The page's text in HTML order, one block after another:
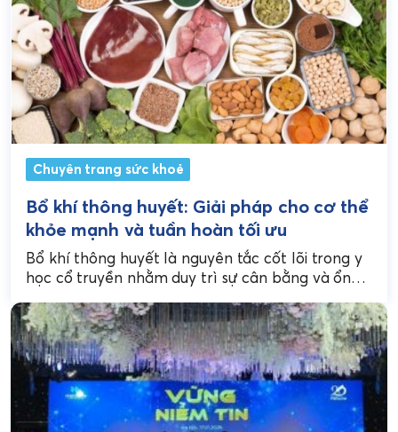
Chuyên trang sức khoẻ
Bổ khí thông huyết: Giải pháp cho cơ thể
khỏe mạnh và tuần hoàn tối ưu
Bổ khí thông huyết là nguyên tắc cốt lõi trong y
học cổ truyền nhằm duy trì sự cân bằng và ổn